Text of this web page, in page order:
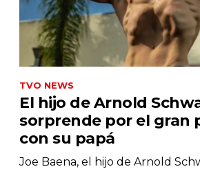
TVO NEWS
El hijo de Arnold
sorprende por el gran
con su papá
Joe Baena, el hijo de Arnold